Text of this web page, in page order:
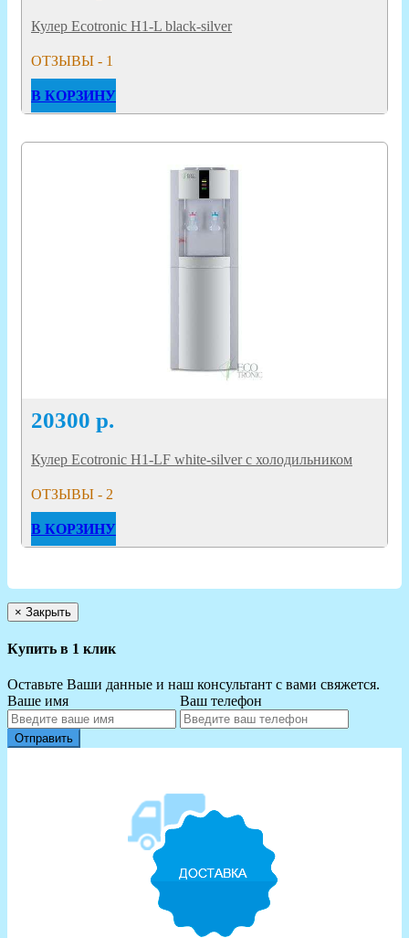
Кулер Ecotronic H1-L black-silver
ОТЗЫВЫ - 1
В КОРЗИНУ
20300 р.
Кулер Ecotronic H1-LF white-silver с холодильником
ОТЗЫВЫ - 2
В КОРЗИНУ
× Закрыть
Купить в 1 клик
Оставьте Ваши данные и наш консультант с вами свяжется.
Ваше имя
Ваш телефон
Отправить